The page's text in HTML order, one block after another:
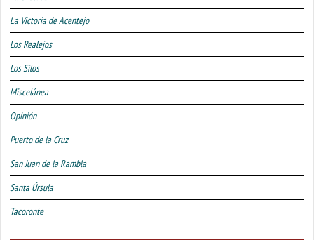
La Victoria de Acentejo
Los Realejos
Los Silos
Miscelánea
Opinión
Puerto de la Cruz
San Juan de la Rambla
Santa Úrsula
Tacoronte